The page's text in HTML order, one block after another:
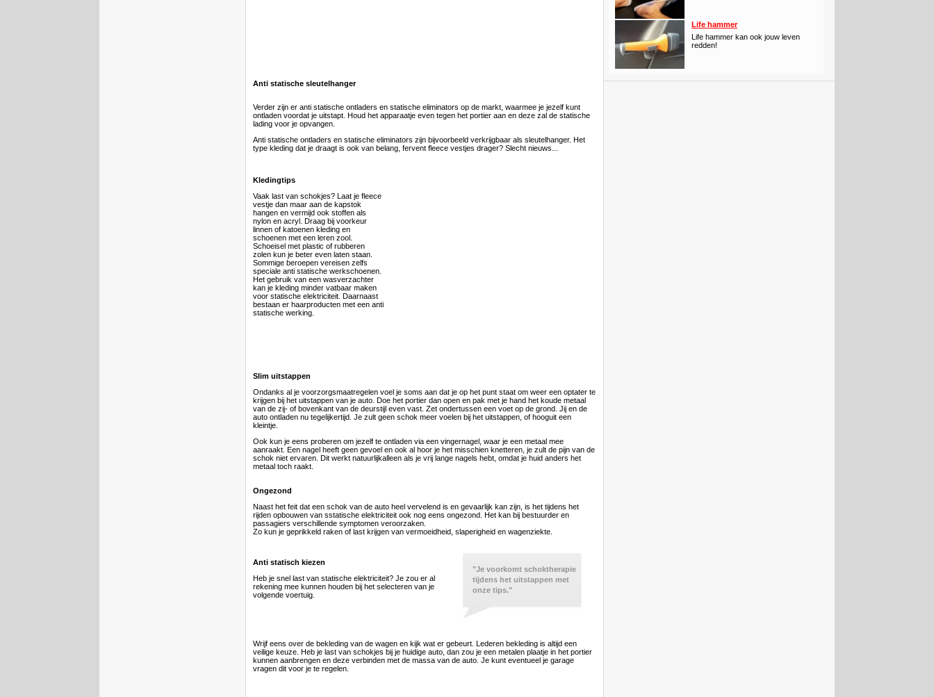
Anti statische sleutelhanger
Verder zijn er anti statische ontladers en statische eliminators op de markt, waarmee je jezelf kunt
ontladen voordat je uitstapt. Houd het apparaatje even tegen het portier aan en deze zal de statische
lading voor je opvangen.
Anti statische ontladers en statische eliminators zijn bijvoorbeeld verkrijgbaar als sleutelhanger. Het
type kleding dat je draagt is ook van belang, fervent fleece vestjes drager? Slecht nieuws...
Kledingtips
Vaak last van schokjes? Laat je fleece
vestje dan maar aan de kapstok
hangen en vermijd ook stoffen als
nylon en acryl. Draag bij voorkeur
linnen of katoenen kleding en
schoenen met een leren zool.
Schoeisel met plastic of rubberen
zolen kun je beter even laten staan.
Sommige beroepen vereisen zelfs
speciale anti statische werkschoenen.
Het gebruik van een wasverzachter
kan je kleding minder vatbaar maken
voor statische elektriciteit. Daarnaast
bestaan er haarproducten met een anti
statische werking.
Slim uitstappen
Ondanks al je voorzorgsmaatregelen voel je soms aan dat je op het punt staat om weer een optater te
krijgen bij het uitstappen van je auto. Doe het portier dan open en pak met je hand het koude metaal
van de zij- of bovenkant van de deurstijl even vast. Zet ondertussen een voet op de grond. Jij en de
auto ontladen nu tegelijkertijd. Je zult geen schok meer voelen bij het uitstappen, of hooguit een
kleintje.
Ook kun je eens proberen om jezelf te ontladen via een vingernagel, waar je een metaal mee
aanraakt. Een nagel heeft geen gevoel en ook al hoor je het misschien knetteren, je zult de pijn van de
schok niet ervaren. Dit werkt natuurlijkalleen als je vrij lange nagels hebt, omdat je huid anders het
metaal toch raakt.
Ongezond
Naast het feit dat een schok van de auto heel vervelend is en gevaarlijk kan zijn, is het tijdens het
rijden opbouwen van sstatische elektriciteit ook nog eens ongezond. Het kan bij bestuurder en
passagiers verschillende symptomen veroorzaken.
Zo kun je geprikkeld raken of last krijgen van vermoeidheid, slaperigheid en wagenziekte.
Anti statisch kiezen
Heb je snel last van statische elektriciteit? Je zou er al
rekening mee kunnen houden bij het selecteren van je
volgende voertuig.
"Je voorkomt schoktherapie
tijdens het uitstappen met
onze tips."
Wrijf eens over de bekleding van de wagen en kijk wat er gebeurt. Lederen bekleding is altijd een
veilige keuze. Heb je last van schokjes bij je huidige auto, dan zou je een metalen plaatje in het portier
kunnen aanbrengen en deze verbinden met de massa van de auto. Je kunt eventueel je garage
vragen dit voor je te regelen.
Life hammer
Life hammer kan ook jouw leven
redden!